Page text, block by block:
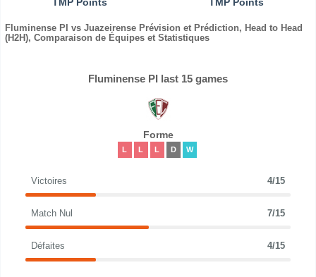
TMP Points TMP Points
Fluminense PI vs Juazeirense Prévision et Prédiction, Head to Head
(H2H), Comparaison de Équipes et Statistiques
Fluminense PI last 15 games
Forme
L L L D W
Victoires 4/15
Match Nul 7/15
Défaites 4/15